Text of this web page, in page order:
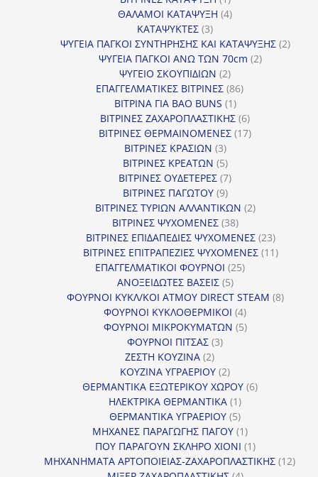
προϊόν
ΘΑΛΑΜΟΙ ΚΑΤΑΨΥΞΗ 44
ΚΑΤΑΨΥΚΤΕΣ 33
προϊόντα
ΨΥΓΕΙΑ ΠΑΓΚΟΙ ΣΥΝΤΗΡΗΣΗΣ ΚΑΙ ΚΑΤΑΨΥΞΗΣ 22
ΨΥΓΕΙΑ ΠΑΓΚΟΙ ΑΝΩ ΤΩΝ 70cm 22
ΨΥΓΕΙΟ ΣΚΟΥΠΙΔΙΩΝ 22
προϊόντα
ΕΠΑΓΓΕΛΜΑΤΙΚΕΣ ΒΙΤΡΙΝΕΣ 8686
ΒΙΤΡΙΝΑ ΓΙΑ BAO BUNS 11
προϊόν
ΒΙΤΡΙΝΕΣ ΖΑΧΑΡΟΠΛΑΣΤΙΚΗΣ 66
προϊόντα
ΒΙΤΡΙΝΕΣ ΘΕΡΜΑΙΝΟΜΕΝΕΣ 1717
ΒΙΤΡΙΝΕΣ ΚΡΑΣΙΩΝ 33
προϊόντα
ΒΙΤΡΙΝΕΣ ΚΡΕΑΤΩΝ 55
προϊόντα
ΒΙΤΡΙΝΕΣ ΟΥΔΕΤΕΡΕΣ 77
ΒΙΤΡΙΝΕΣ ΠΑΓΩΤΟΥ 99
προϊόντα
ΒΙΤΡΙΝΕΣ ΤΥΡΙΩΝ ΑΛΛΑΝΤΙΚΩΝ 22
ΒΙΤΡΙΝΕΣ ΨΥΧΟΜΕΝΕΣ 3838
προϊόντα
ΒΙΤΡΙΝΕΣ ΕΠΙΔΑΠΕΔΙΕΣ ΨΥΧΟΜΕΝΕΣ 2323
προϊόντα
ΒΙΤΡΙΝΕΣ ΕΠΙΤΡΑΠΕΖΙΕΣ ΨΥΧΟΜΕΝΕΣ 1111
ΕΠΑΓΓΕΛΜΑΤΙΚΟΙ ΦΟΥΡΝΟΙ 2525
ΑΝΟΞΕΙΔΩΤΕΣ ΒΑΣΕΙΣ 55
προϊόντα
ΦΟΥΡΝΟΙ ΚΥΚΛ/ΚΟΙ ΑΤΜΟΥ DIRECT STEAM 88
ΦΟΥΡΝΟΙ ΚΥΚΛΟΘΕΡΜΙΚΟΙ 44
προϊόντα
ΦΟΥΡΝΟΙ ΜΙΚΡΟΚΥΜΑΤΩΝ 55
ΦΟΥΡΝΟΙ ΠΙΤΣΑΣ 33
ΖΕΣΤΗ ΚΟΥΖΙΝΑ 22
προϊόντα
ΚΟΥΖΙΝΑ ΥΓΡΑΕΡΙΟΥ 22
προϊόντα
ΘΕΡΜΑΝΤΙΚΑ ΕΞΩΤΕΡΙΚΟΥ ΧΩΡΟΥ 66
ΗΛΕΚΤΡΙΚΑ ΘΕΡΜΑΝΤΙΚΑ 11
προϊόν
ΘΕΡΜΑΝΤΙΚΑ ΥΓΡΑΕΡΙΟΥ 55
προϊόντα
ΜΗΧΑΝΕΣ ΠΑΡΑΓΩΓΗΣ ΠΑΓΟΥ 11
προϊόν
ΠΟΥ ΠΑΡΑΓΟΥΝ ΣΚΛΗΡΟ ΧΙΟΝΙ 11
προϊόν
ΜΗΧΑΝΗΜΑΤΑ ΑΡΤΟΠΟΙΕΙΑΣ-ΖΑΧΑΡΟΠΛΑΣΤΙΚΗΣ 1212